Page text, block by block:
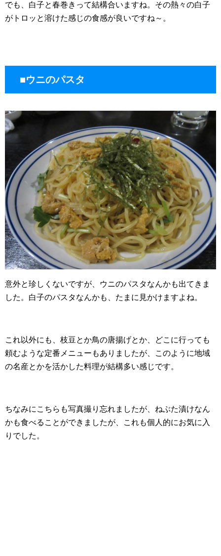
でも、白子と春巻きって結構合いますね。その熱々の白子
がトロッと溶けた感じの食感が良いですね～。
■ウニのパスタ
意外と珍しくないですが、ウニのパスタなんかも出てきま
した。白子のパスタなんかも、たまに見かけますよね。
これ以外にも、枝豆とか鳥の唐揚げとか、どこに行っても
頼むような定番メニューもありましたが、このように地域
の名産とかを活かした料理が結構多い感じです。
ちなみにこちらも写真撮り忘れましたが、ねぶた漬けなん
かも食べることができましたが、これも個人的にお気に入
りでした。